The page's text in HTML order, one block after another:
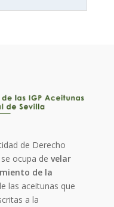
de Derecho
se ocupa develar
de la
las aceitunas que
a la